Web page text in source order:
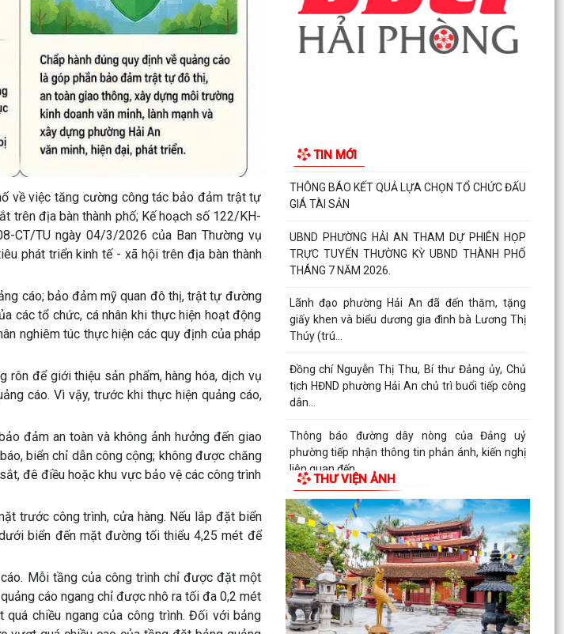
về việc tăng cường công tác bảo đảm trật tự
trên địa bàn thành phố; Kế hoạch số 122/KH-
CT/TU ngày 04/3/2026 của Ban Thường vụ
phát triển kinh tế - xã hội trên địa bàn thành
cáo; bảo đảm mỹ quan đô thị, trật tự đường
các tổ chức, cá nhân khi thực hiện hoạt động
nghiêm túc thực hiện các quy định của pháp
rôn để giới thiệu sản phẩm, hàng hóa, dịch vụ
cáo. Vì vậy, trước khi thực hiện quảng cáo,
đảm an toàn và không ảnh hưởng đến giao
biển chỉ dẫn công cộng; không được chăng
đê điều hoặc khu vực bảo vệ các công trình
trước công trình, cửa hàng. Nếu lắp đặt biển
biển đến mặt đường tối thiểu 4,25 mét để
Mỗi tầng của công trình chỉ được đặt một
cáo ngang chỉ được nhô ra tối đa 0,2 mét
chiều ngang của công trình. Đối với bảng
TIN MỚI
MA TÚY – HIỂM HỌA ĐE DỌA TƯƠNG LAI THẾ
HỆ TRẺ
việc giải...
THÔNG BÁO KẾT QUẢ LỰA CHỌN TỔ CHỨC ĐẤU
GIÁ TÀI SẢN
UBND PHƯỜNG HẢI AN THAM DỰ PHIÊN HỌP
TRỰC TUYẾN THƯỜNG KỲ UBND THÀNH PHỐ
THÁNG 7 NĂM 2026.
Lãnh đạo phường Hải An đã đến thăm, tặng
giấy khen và biểu dương gia đình bà Lương Thị
Thúy (trú...
Đồng chí Nguyễn Thị Thu, Bí thư Đảng ủy, Chủ
tịch HĐND phường Hải An chủ trì buổi tiếp công
dân...
Thông báo đường dây nòng của Đảng uỷ
phường tiếp nhận thông tin phản ánh, kiến nghị
liên quan đến...
Đảng ủy phường Hải An đánh giá toàn diện kết
quả thực hiện tháng 7, quyết tâm bứt phá hoàn
thành...
Đồng chí Nguyễn Thị Thu, Bí thư Đảng ủy, Chủ
tịch HĐND phường Hải An chủ trì buổi tiếp công
dân...
THƯ VIỆN ẢNH